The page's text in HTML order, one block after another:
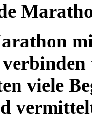
viele